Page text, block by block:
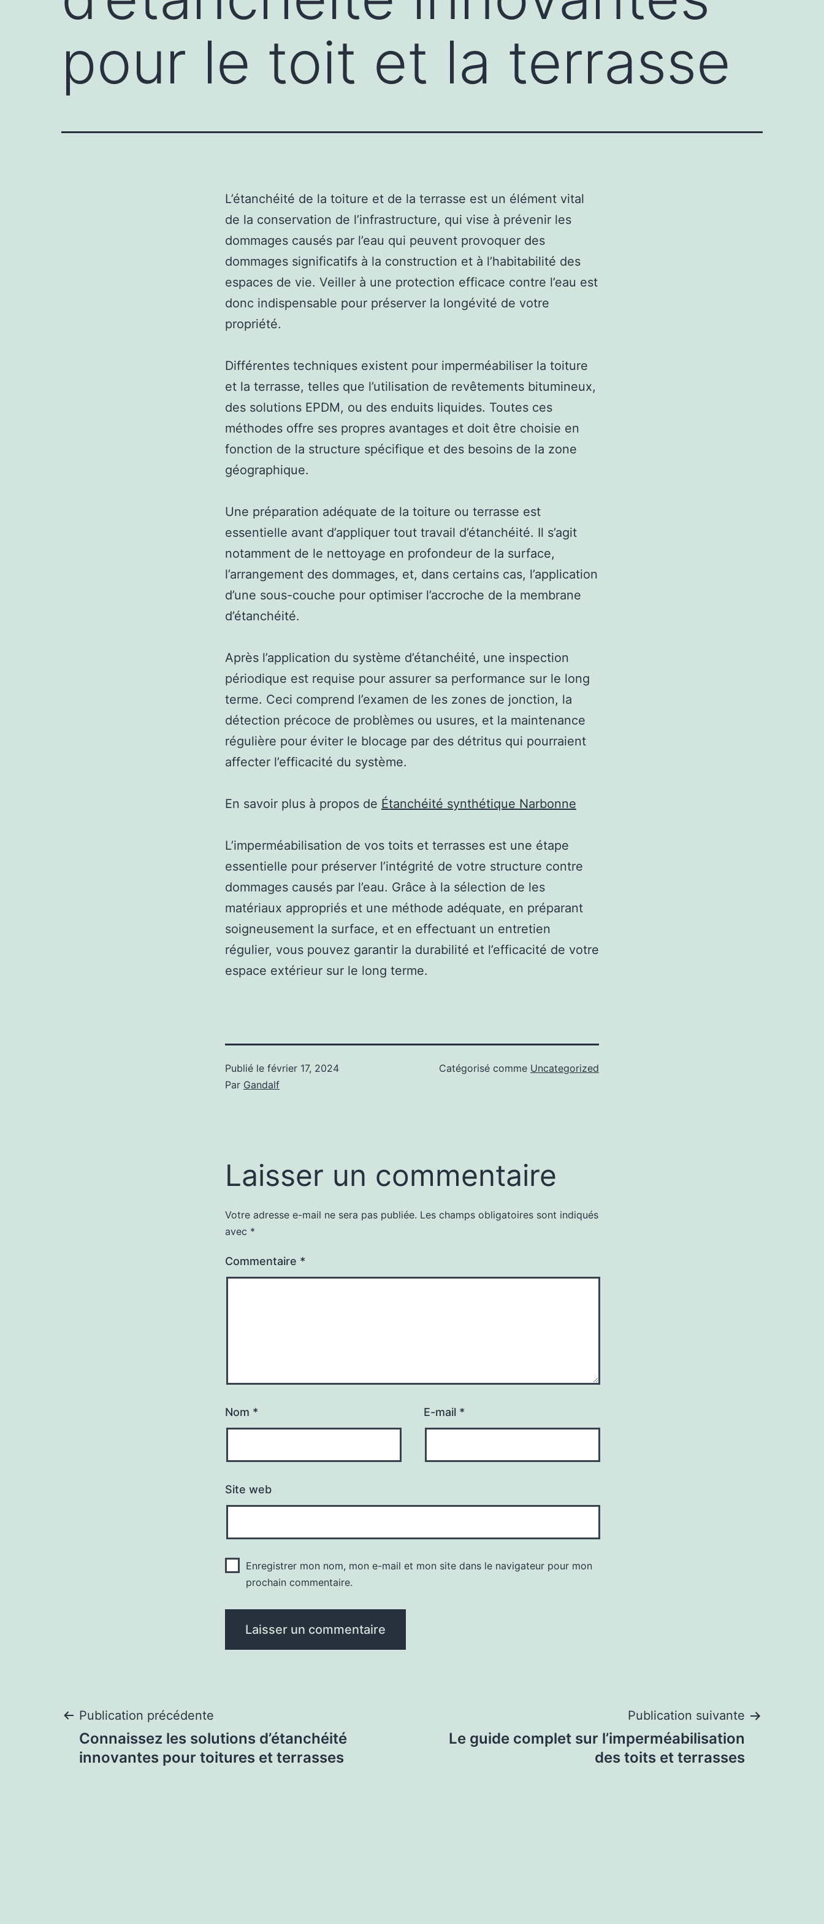
pour le toit et la terrasse
L’étanchéité de la toiture et de la terrasse est un élément vital
de la conservation de l’infrastructure, qui vise à prévenir les
dommages causés par l’eau qui peuvent provoquer des
dommages significatifs à la construction et à l’habitabilité des
espaces de vie. Veiller à une protection efficace contre l’eau est
donc indispensable pour préserver la longévité de votre
propriété.
Différentes techniques existent pour imperméabiliser la toiture
et la terrasse, telles que l’utilisation de revêtements bitumineux,
des solutions EPDM, ou des enduits liquides. Toutes ces
méthodes offre ses propres avantages et doit être choisie en
fonction de la structure spécifique et des besoins de la zone
géographique.
Une préparation adéquate de la toiture ou terrasse est
essentielle avant d’appliquer tout travail d’étanchéité. Il s’agit
notamment de le nettoyage en profondeur de la surface,
l’arrangement des dommages, et, dans certains cas, l’application
d’une sous-couche pour optimiser l’accroche de la membrane
d’étanchéité.
Après l’application du système d’étanchéité, une inspection
périodique est requise pour assurer sa performance sur le long
terme. Ceci comprend l’examen de les zones de jonction, la
détection précoce de problèmes ou usures, et la maintenance
régulière pour éviter le blocage par des détritus qui pourraient
affecter l’efficacité du système.
En savoir plus à propos de Étanchéité synthétique Narbonne
L’imperméabilisation de vos toits et terrasses est une étape
essentielle pour préserver l’intégrité de votre structure contre
dommages causés par l’eau. Grâce à la sélection de les
matériaux appropriés et une méthode adéquate, en préparant
soigneusement la surface, et en effectuant un entretien
régulier, vous pouvez garantir la durabilité et l’efficacité de votre
espace extérieur sur le long terme.
Publié le février 17, 2024
Par Gandalf
Catégorisé comme Uncategorized
Laisser un commentaire
Votre adresse e-mail ne sera pas publiée. Les champs obligatoires sont indiqués
avec *
Commentaire *
Nom * E-mail *
Site web
Enregistrer mon nom, mon e-mail et mon site dans le navigateur pour mon
prochain commentaire.
Navigation
de
Publication précédente
Connaissez les solutions d’étanchéité
innovantes pour toitures et terrasses
Publication suivante
Le guide complet sur l’imperméabilisation
des toits et terrasses